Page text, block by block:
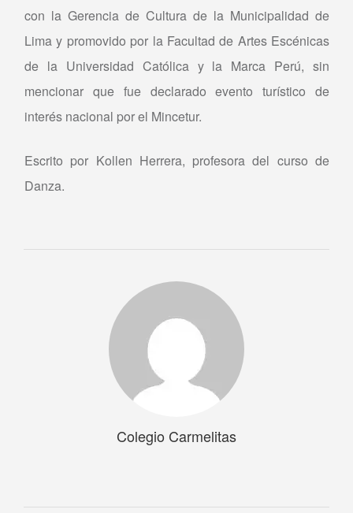
con la Gerencia de Cultura de la Municipalidad de
Lima y promovido por la Facultad de Artes Escénicas
de la Universidad Católica y la Marca Perú, sin
mencionar que fue declarado evento turístico de
interés nacional por el Mincetur.
Escrito por Kollen Herrera, profesora del curso de
Danza.
Colegio Carmelitas